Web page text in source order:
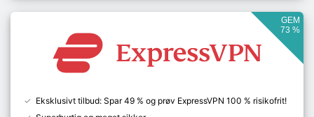
GEM
73 %
Eksklusivt tilbud: Spar 49 % og prøv ExpressVPN 100 % risikofrit!